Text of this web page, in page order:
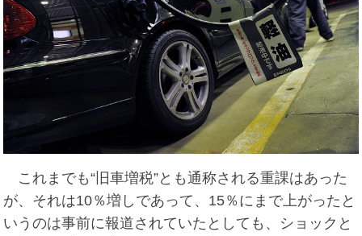
これまでも“旧車増税”とも通称される重課はあった
が、それは10％増しであって、15％にまで上がったと
いうのは事前に報道されていたとしても、ショックと